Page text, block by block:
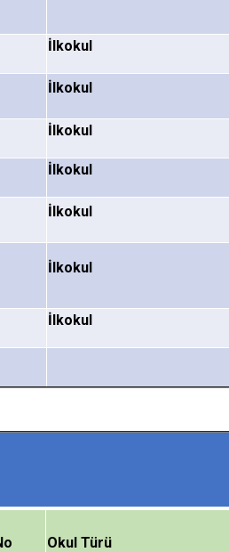
İlkokul
İlkokul
İlkokul
İlkokul
İlkokul
İlkokul
İlkokul
Okul Türü